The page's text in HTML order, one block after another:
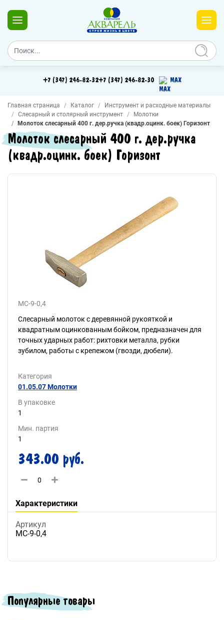
+7 (347) 246-82-32+7 (347) 246-82-30 MAX
Главная страница Каталог
Инструмент и расходные материалы
Слесарный и столярный инструмент
Молотки
Молоток слесарный 400 г. дер.ручка (квадр.оцинк. боек) Горизонт
Молоток слесарный 400 г. дер.ручка
(квадр.оцинк. боек) Горизонт
МС-9-0,4
Слесарный молоток с деревянной рукояткой и
квадратным оцинкованным бойком, предназначен для
точных ударных работ: рихтовки металла, рубки
зубилом, работы с крепежом (гвозди, дюбели).
Категория
01.05.07 Молотки
В упаковке
1
Мин. партия
1
343.00 руб.
Характеристики
Артикул
МС-9-0,4
Популярные товары